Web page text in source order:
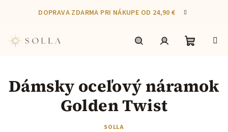
DOPRAVA ZDARMA PRI NÁKUPE OD 24,90 €
košík
Dámsky oceľový náramok
Golden Twist
SOLLA